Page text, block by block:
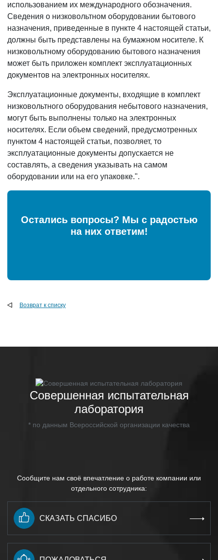
использованием их международного обозначения.
Сведения о низковольтном оборудовании бытового
назначения, приведенные в пункте 4 настоящей статьи,
должны быть представлены на бумажном носителе. К
низковольтному оборудованию бытового назначения
может быть приложен комплект эксплуатационных
документов на электронных носителях.
Эксплуатационные документы, входящие в комплект
низковольтного оборудования небытового назначения,
могут быть выполнены только на электронных
носителях. Если объем сведений, предусмотренных
пунктом 4 настоящей статьи, позволяет, то
эксплуатационные документы допускается не
составлять, а сведения указывать на самом
оборудовании или на его упаковке.".
Остались вопросы? Мы с радостью
на них ответим!
Возврат к списку
Совершенная испытательная
лаборатория
* по данным Всероссийской организации качества
Сообщите нам своё впечатление о работе компании или
отдельного сотрудника:
СКАЗАТЬ СПАСИБО